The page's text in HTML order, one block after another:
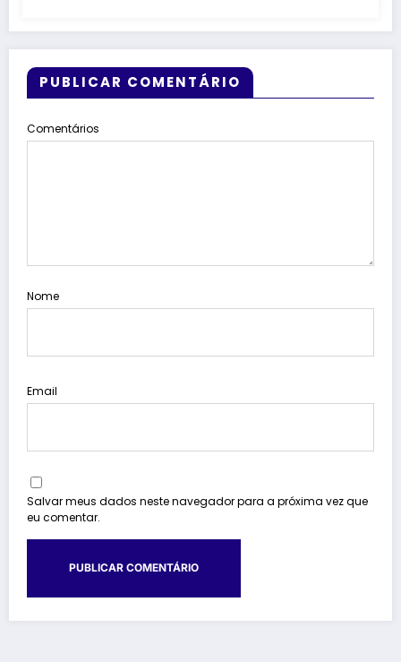
PUBLICAR COMENTÁRIO
Comentários
Nome
Email
Salvar meus dados neste navegador para a próxima vez que
eu comentar.